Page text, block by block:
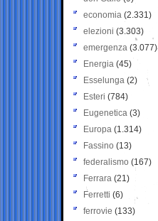
economia (2.331)
elezioni (3.303)
emergenza (3.077)
Energia (45)
Esselunga (2)
Esteri (784)
Eugenetica (3)
Europa (1.314)
Fassino (13)
federalismo (167)
Ferrara (21)
Ferretti (6)
ferrovie (133)